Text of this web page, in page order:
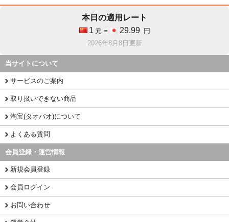
本日の適用レート
1 元 = 29.99
円
2026年8月8日更新
当サイトについて
サービスのご案内
取り扱いできない商品
淘宝(タオバオ)について
よくある質問
会員登録・運営情報
新規会員登録
会員ログイン
お問い合わせ